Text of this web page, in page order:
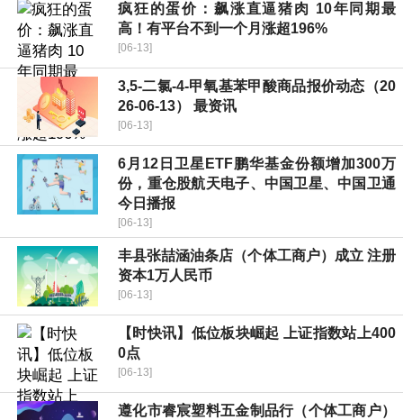
疯狂的蛋价：飙涨直逼猪肉 10年同期最
高！有平台不到一个月涨超196%
[06-13]
3,5-二氯-4-甲氧基苯甲酸商品报价动态（20
26-06-13） 最资讯
[06-13]
6月12日卫星ETF鹏华基金份额增加300万
份，重仓股航天电子、中国卫星、中国卫通
今日播报
[06-13]
丰县张喆涵油条店（个体工商户）成立 注册
资本1万人民币
[06-13]
【时快讯】低位板块崛起 上证指数站上400
0点
[06-13]
遵化市睿宸塑料五金制品行（个体工商户）